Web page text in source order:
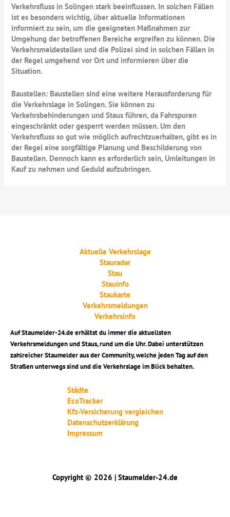
Verkehrsfluss in Solingen stark beeinflussen. In solchen Fällen
ist es besonders wichtig, über aktuelle Informationen
informiert zu sein, um die geeigneten Maßnahmen zur
Umgehung der betroffenen Bereiche ergreifen zu können. Die
Verkehrsmeldestellen und die Polizei sind in solchen Fällen in
der Regel umgehend vor Ort und informieren über die
Situation.
Baustellen: Baustellen sind eine weitere Herausforderung für
die Verkehrslage in Solingen. Sie können zu
Verkehrsbehinderungen und Staus führen, da Fahrspuren
eingeschränkt oder gesperrt werden müssen. Um den
Verkehrsfluss so gut wie möglich aufrechtzuerhalten, gibt es in
der Regel eine sorgfältige Planung und Beschilderung von
Baustellen. Dennoch kann es erforderlich sein, Umleitungen in
Kauf zu nehmen und Geduld aufzubringen.
Aktuelle Verkehrslage
Stauradar
Stau
Stauinfo
Staukarte
Verkehrsmeldungen
Verkehrsinfo
Auf Staumelder-24.de erhältst du immer die aktuellsten
Verkehrsmeldungen und Staus, rund um die Uhr. Dabei unterstützen
zahlreicher Staumelder aus der Community, welche jeden Tag auf den
Straßen unterwegs sind und die Verkehrslage im Blick behalten.
Städte
EcoTracker
Kfz-Versicherung vergleichen
Datenschutzerklärung
Impressum
Copyright © 2026 | Staumelder-24.de